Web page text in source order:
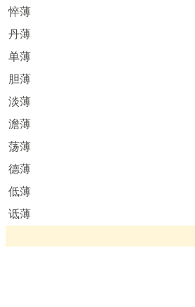
悴薄
丹薄
单薄
胆薄
淡薄
澹薄
荡薄
德薄
低薄
诋薄